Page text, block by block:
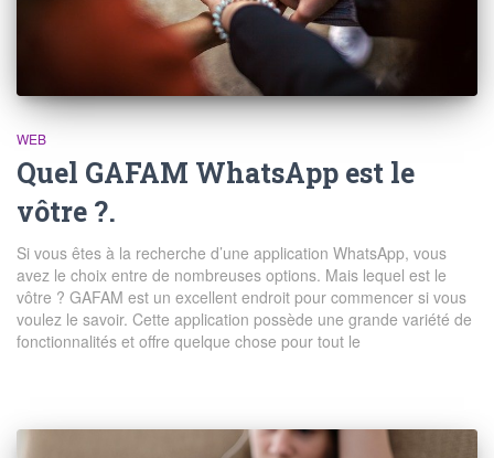
WEB
Quel GAFAM WhatsApp est le
vôtre ?.
Si vous êtes à la recherche d’une application WhatsApp, vous
avez le choix entre de nombreuses options. Mais lequel est le
vôtre ? GAFAM est un excellent endroit pour commencer si vous
voulez le savoir. Cette application possède une grande variété de
fonctionnalités et offre quelque chose pour tout le